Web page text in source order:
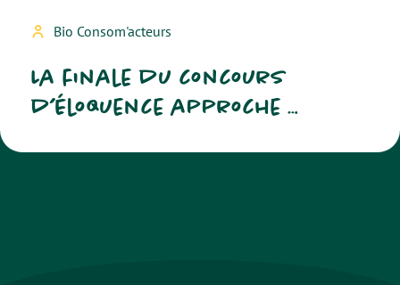
Bio Consom'acteurs
La finale du concours
d’éloquence approche …